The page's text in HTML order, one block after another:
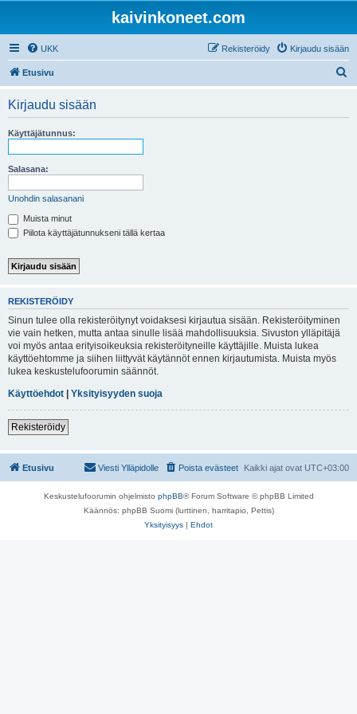
kaivinkoneet.com
UKK Kirjaudu sisään
Rekisteröidy
Etusivu
Kirjaudu sisään
Käyttäjätunnus:
Salasana:
Unohdin salasanani
Muista minut
Piilota käyttäjätunnukseni tällä kertaa
REKISTERÖIDY
Sinun tulee olla rekisteröitynyt voidaksesi kirjautua sisään. Rekisteröityminen
vie vain hetken, mutta antaa sinulle lisää mahdollisuuksia. Sivuston ylläpitäjä
voi myös antaa erityisoikeuksia rekisteröityneille käyttäjille. Muista lukea
käyttöehtomme ja siihen liittyvät käytännöt ennen kirjautumista. Muista myös
lukea keskustelufoorumin säännöt.
Käyttöehdot | Yksityisyyden suoja
Rekisteröidy
Etusivu Kaikki ajat ovat UTC+03:00
Poista evästeet
Viesti Ylläpidolle
Keskustelufoorumin ohjelmisto phpBB® Forum Software © phpBB Limited
Käännös: phpBB Suomi (lurttinen, harritapio, Pettis)
Yksityisyys | Ehdot